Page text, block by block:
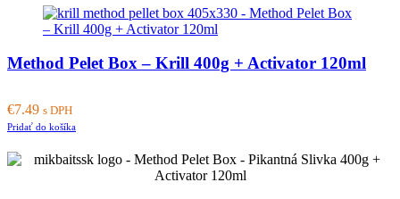
Method Pelet Box – Krill 400g + Activator 120ml
€7.49 s DPH
Pridať do košíka